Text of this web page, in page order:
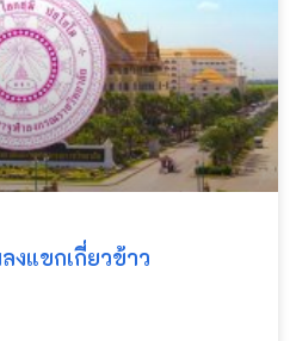
งแขกเกี่ยวข้าว